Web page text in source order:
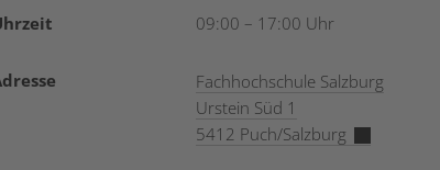
09:00 – 17:00 Uhr
Fachhochschule Salzburg
Urstein Süd 1
5412 Puch/Salzburg